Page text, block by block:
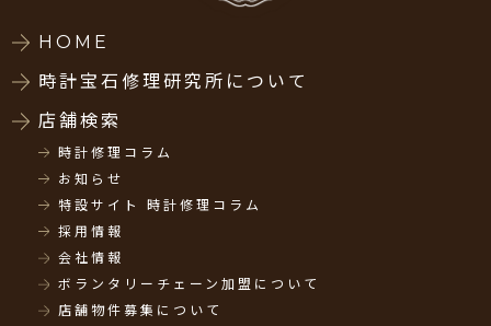
HOME
時計宝石修理研究所について
店舗検索
時計修理コラム
お知らせ
特設サイト 時計修理コラム
採用情報
会社情報
ボランタリーチェーン加盟について
店舗物件募集について